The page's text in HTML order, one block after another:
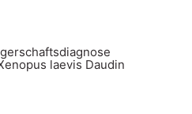
laevis Daudin